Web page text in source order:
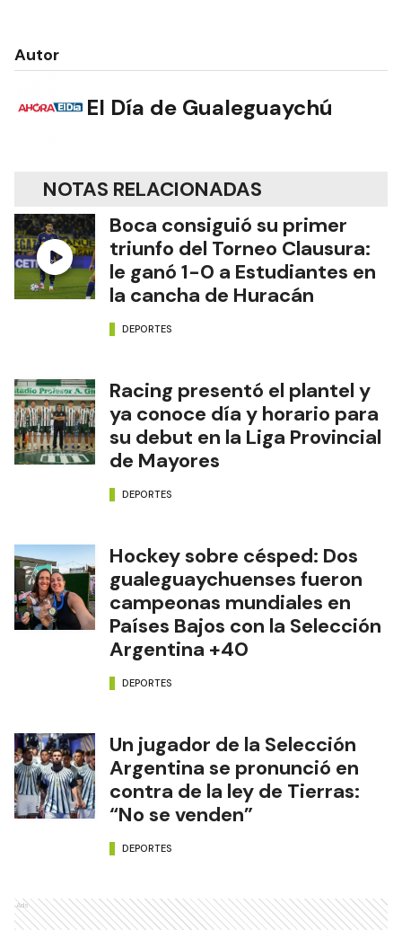
Autor
El Día de Gualeguaychú
NOTAS RELACIONADAS
Boca consiguió su primer
triunfo del Torneo Clausura:
le ganó 1-0 a Estudiantes en
la cancha de Huracán
DEPORTES
Racing presentó el plantel y
ya conoce día y horario para
su debut en la Liga Provincial
de Mayores
DEPORTES
Hockey sobre césped: Dos
gualeguaychuenses fueron
campeonas mundiales en
Países Bajos con la Selección
Argentina +40
DEPORTES
Un jugador de la Selección
Argentina se pronunció en
contra de la ley de Tierras:
“No se venden”
DEPORTES
Ads